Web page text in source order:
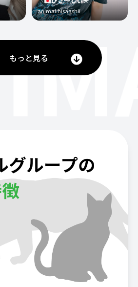
animal.hisaashii
もっと見る
グループの